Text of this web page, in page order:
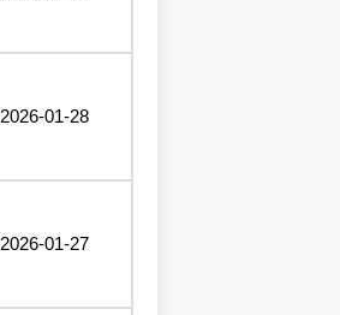
2026-01-28
2026-01-27